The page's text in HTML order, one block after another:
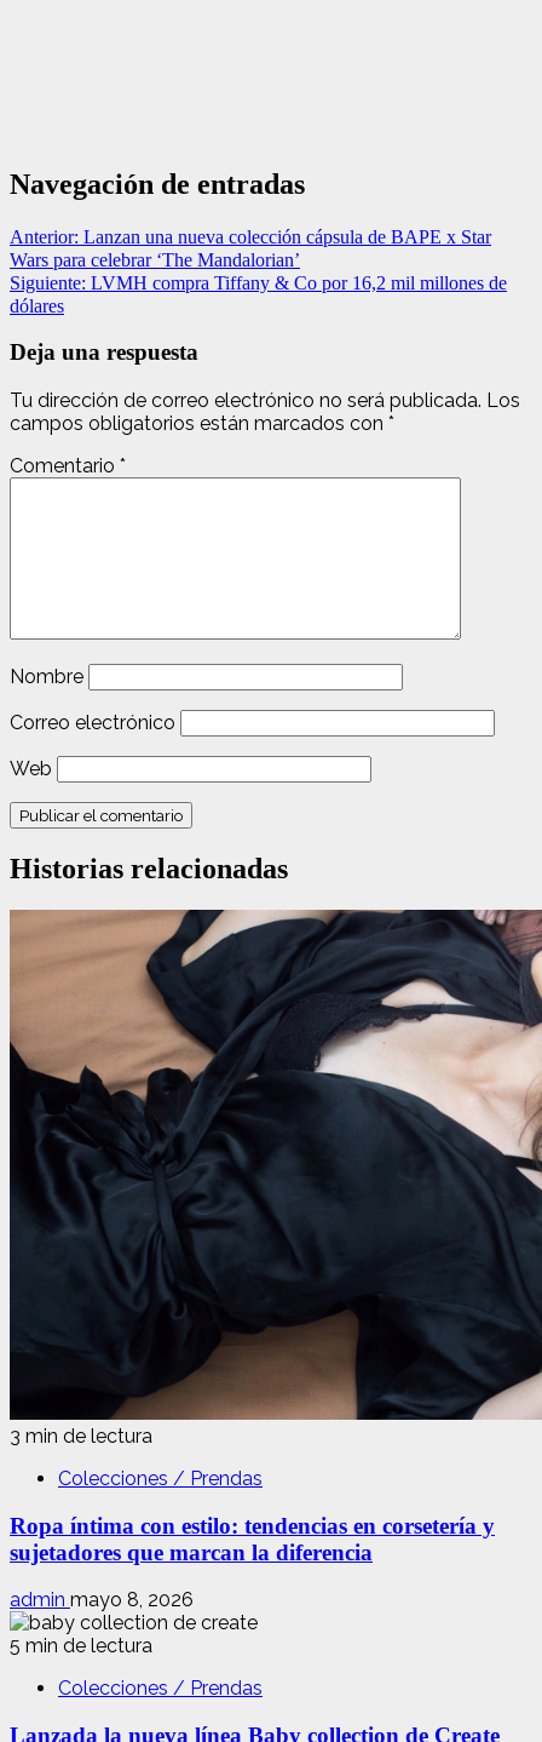
Navegación de entradas
Anterior: Lanzan una nueva colección cápsula de BAPE x Star
Wars para celebrar ‘The Mandalorian’
Siguiente: LVMH compra Tiffany & Co por 16,2 mil millones de
dólares
Deja una respuesta
Tu dirección de correo electrónico no será publicada. Los
campos obligatorios están marcados con *
Comentario *
Nombre
Correo electrónico
Web
Historias relacionadas
3 min de lectura
Colecciones / Prendas
Ropa íntima con estilo: tendencias en corsetería y
sujetadores que marcan la diferencia
admin mayo 8, 2026
5 min de lectura
Colecciones / Prendas
Lanzada la nueva línea Baby collection de Create